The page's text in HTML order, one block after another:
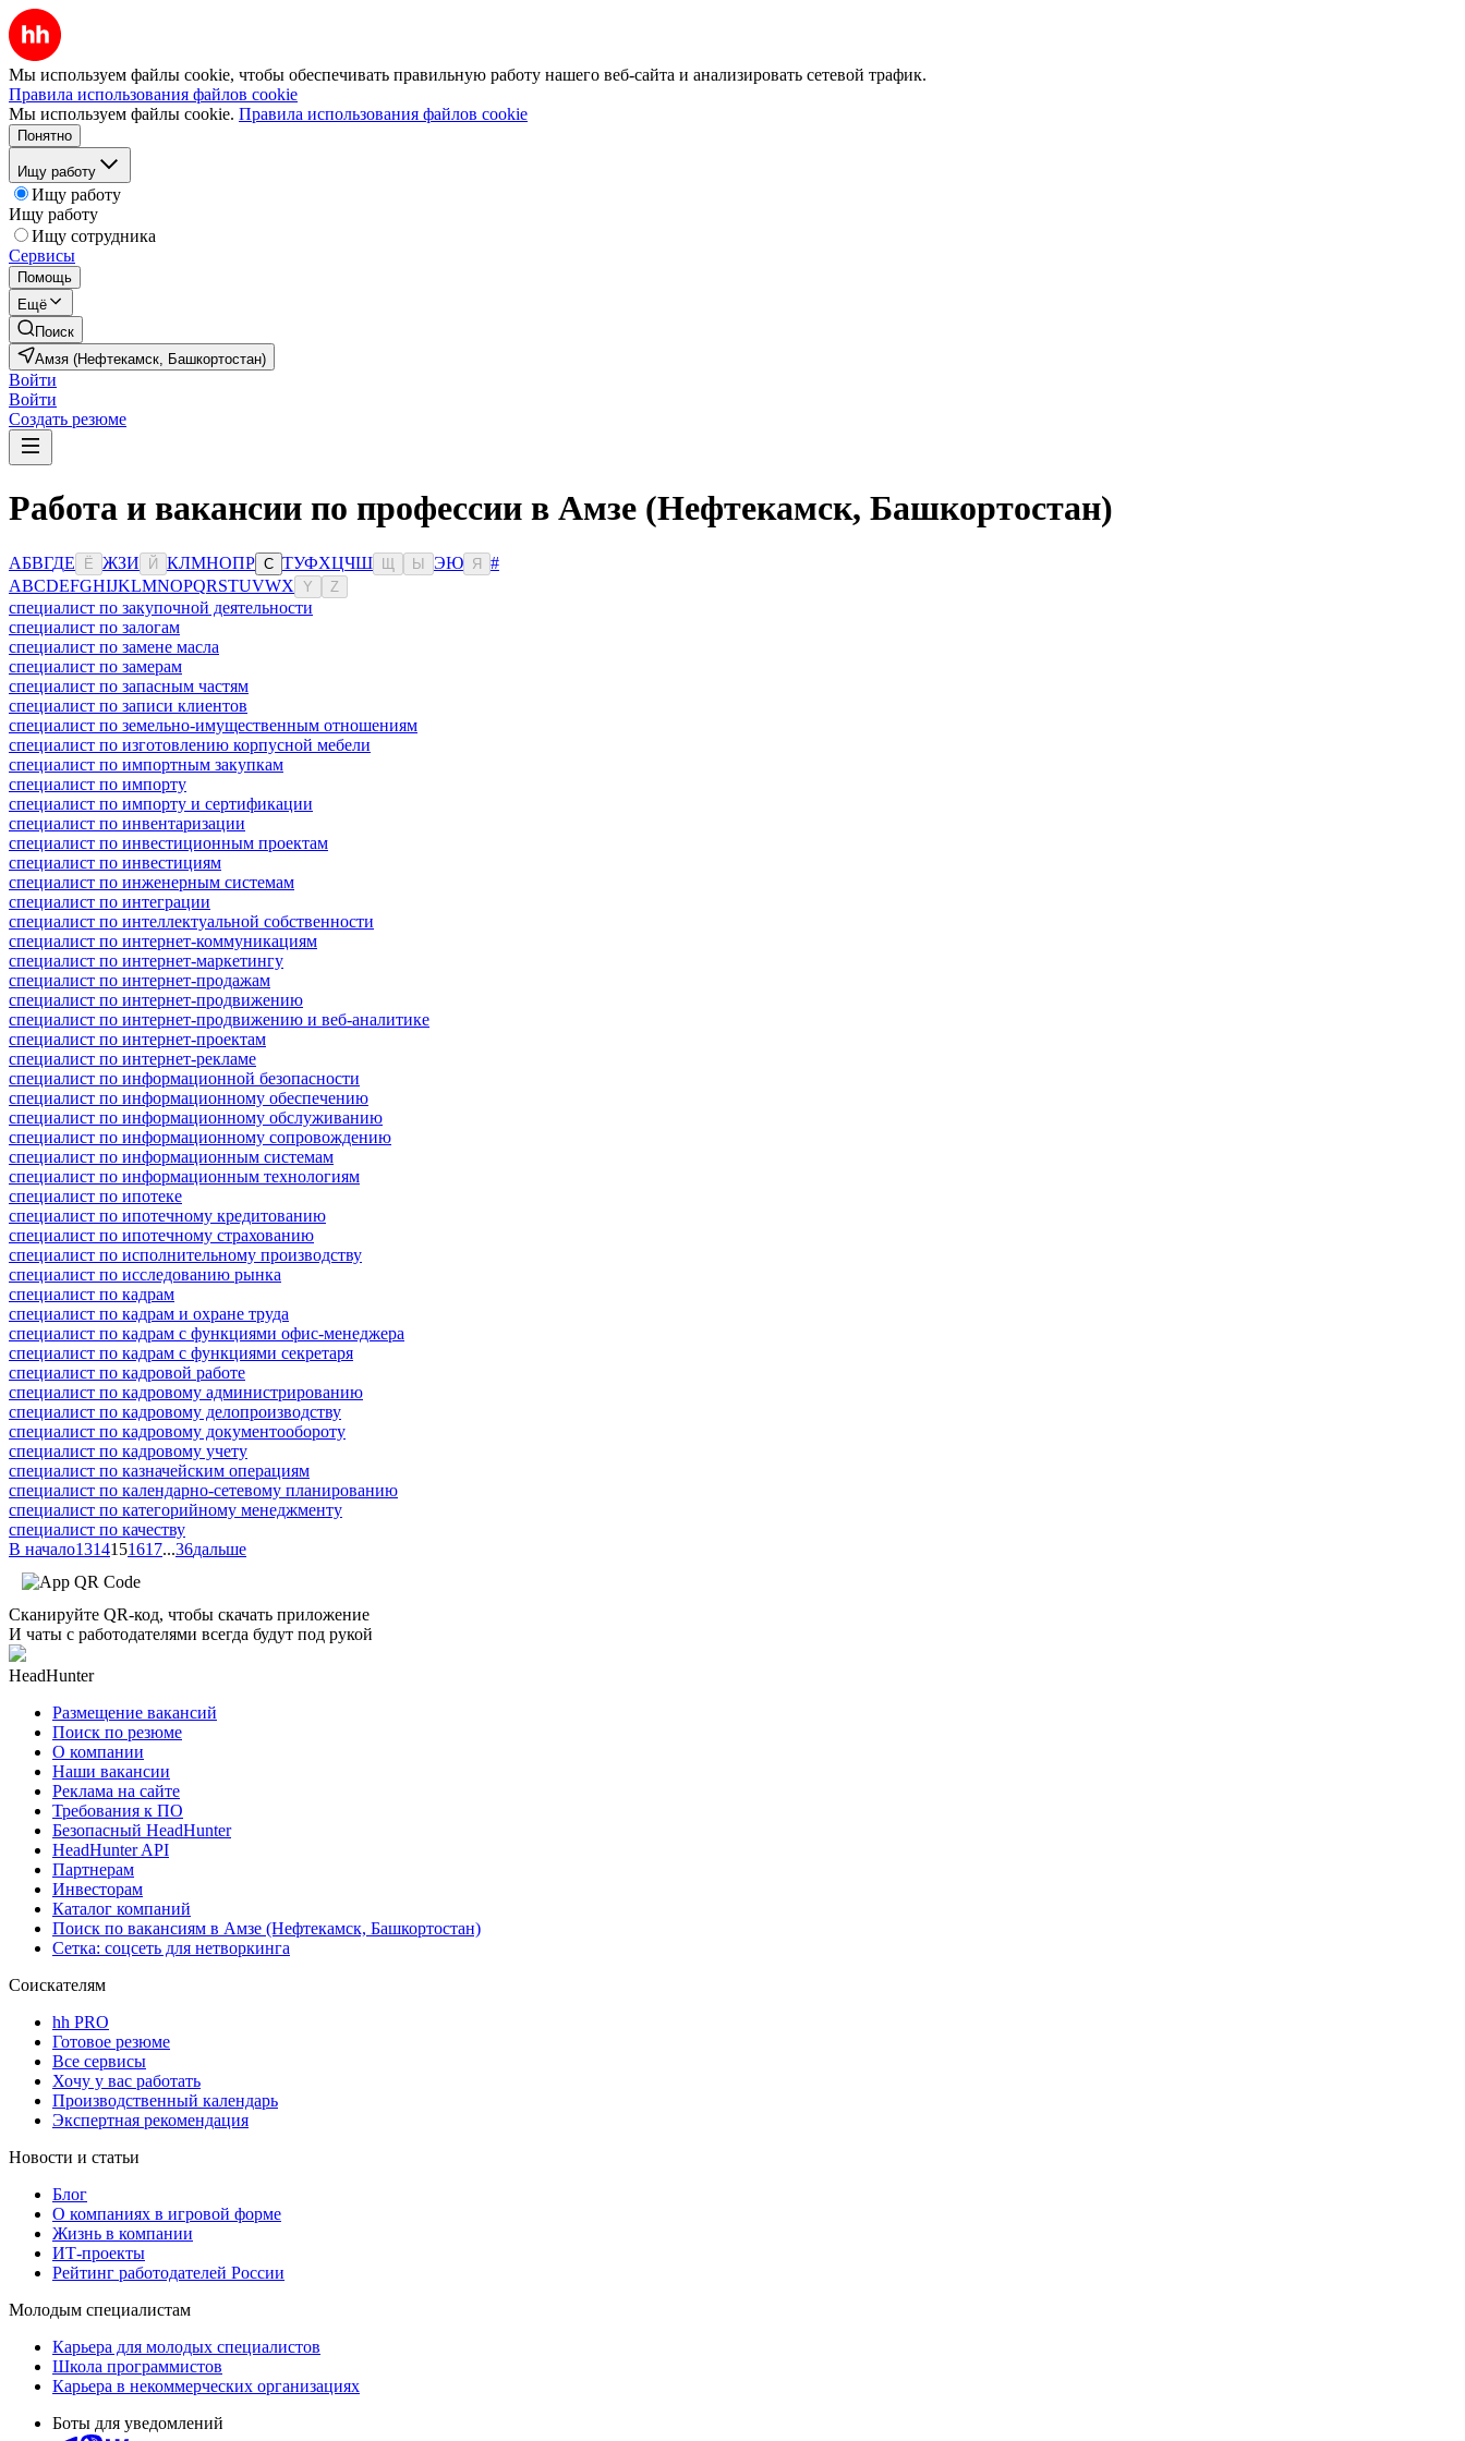
Мы используем файлы cookie, чтобы обеспечивать правильную работу нашего веб-сайта и анализировать сетевой трафик.
Правила использования файлов cookie
Мы используем файлы cookie. Правила использования файлов cookie
Понятно
Ищу работу
Ищу работу
Ищу работу
Ищу сотрудника
Сервисы
Помощь
Ещё
Поиск
Амзя (Нефтекамск, Башкортостан)
Войти
Войти
Создать резюме
Работа и вакансии по профессии в Амзе (Нефтекамск, Башкортостан)
АБВГДЕ Ё ЖЗИ Й КЛМНОПР С ТУФХЦЧШ Ы ЭЮ Я
#
ABCDEFGHIJKLMNOPQRSTUVWX Y Z
специалист по закупочной деятельности
специалист по залогам
специалист по замене масла
специалист по замерам
специалист по запасным частям
специалист по записи клиентов
специалист по земельно-имущественным отношениям
специалист по изготовлению корпусной мебели
специалист по импортным закупкам
специалист по импорту
специалист по импорту и сертификации
специалист по инвентаризации
специалист по инвестиционным проектам
специалист по инвестициям
специалист по инженерным системам
специалист по интеграции
специалист по интеллектуальной собственности
специалист по интернет-коммуникациям
специалист по интернет-маркетингу
специалист по интернет-продажам
специалист по интернет-продвижению
специалист по интернет-продвижению и веб-аналитике
специалист по интернет-проектам
специалист по интернет-рекламе
специалист по информационной безопасности
специалист по информационному обеспечению
специалист по информационному обслуживанию
специалист по информационному сопровождению
специалист по информационным системам
специалист по информационным технологиям
специалист по ипотеке
специалист по ипотечному кредитованию
специалист по ипотечному страхованию
специалист по исполнительному производству
специалист по исследованию рынка
специалист по кадрам
специалист по кадрам и охране труда
специалист по кадрам с функциями офис-менеджера
специалист по кадрам с функциями секретаря
специалист по кадровой работе
специалист по кадровому администрированию
специалист по кадровому делопроизводству
специалист по кадровому документообороту
специалист по кадровому учету
специалист по казначейским операциям
специалист по календарно-сетевому планированию
специалист по категорийному менеджменту
специалист по качеству
В начало1314151617...36дальше
Сканируйте QR-код, чтобы скачать приложение
И чаты с работодателями всегда будут под рукой
HeadHunter
Размещение вакансий
Поиск по резюме
О компании
Наши вакансии
Реклама на сайте
Требования к ПО
Безопасный HeadHunter
HeadHunter API
Партнерам
Инвесторам
Каталог компаний
Поиск по вакансиям в Амзе (Нефтекамск, Башкортостан)
Сетка: соцсеть для нетворкинга
Соискателям
hh PRO
Готовое резюме
Все сервисы
Хочу у вас работать
Производственный календарь
Экспертная рекомендация
Новости и статьи
Блог
О компаниях в игровой форме
Жизнь в компании
ИТ-проекты
Рейтинг работодателей России
Молодым специалистам
Карьера для молодых специалистов
Школа программистов
Карьера в некоммерческих организациях
Боты для уведомлений